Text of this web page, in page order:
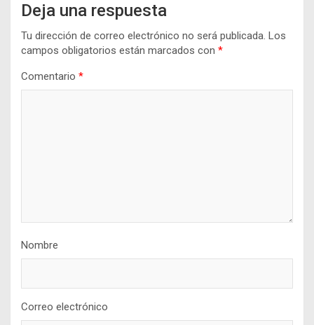
Deja una respuesta
Tu dirección de correo electrónico no será publicada. Los
campos obligatorios están marcados con *
Comentario *
Nombre
Correo electrónico